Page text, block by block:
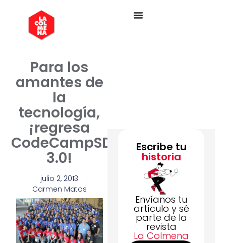
Para los
amantes de
la
tecnología,
¡regresa
CodeCampSDQ
3.0!
julio 2, 2013
Carmen Matos
Escribe tu
historia
Envíanos tu
artículo y sé
parte de la
revista
La Colmena